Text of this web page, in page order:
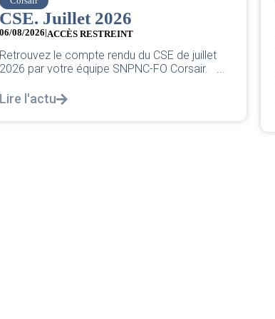
Grève chez easyJet
05/08/2026
Chers collègues, La direction vient de sortir sa
classique pleurnicherie corporate. On va la
décortiquer...
Lire l'actu